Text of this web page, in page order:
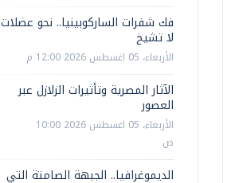
فك شفرات الساركوبينيا.. نحو عضلات
لا تشيخ
الأربعاء، 05 اغسطس 2026 12:00 م
الآثار المصرية وتأثيرات الزلازل عبر
العصور
الأربعاء، 05 اغسطس 2026 10:00
ص
الديموغرافيا.. الجبهة الصامتة التي